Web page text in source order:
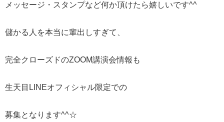
メッセージ・スタンプなど何か頂けたら嬉しいです^^
儲かる人を本当に輩出しすぎて、
完全クローズドのZOOM講演会情報も
生天目LINEオフィシャル限定での
募集となります^^☆